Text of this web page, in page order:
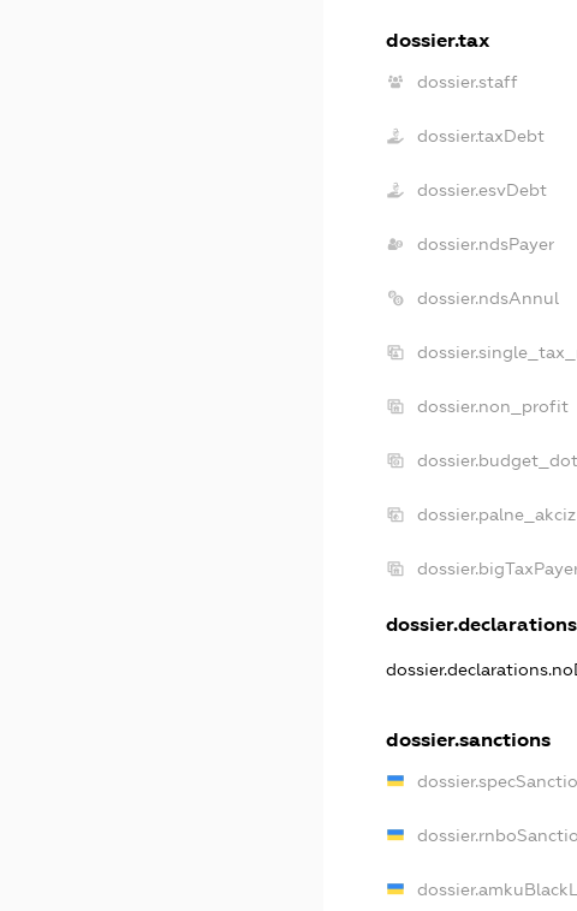
dossier.tax
dossier.staff
dossier.taxDebt
dossier.esvDebt
dossier.ndsPayer
dossier.ndsAnnul
dossier.non_profit
dossier.palne_akciz
dossier.sanctions